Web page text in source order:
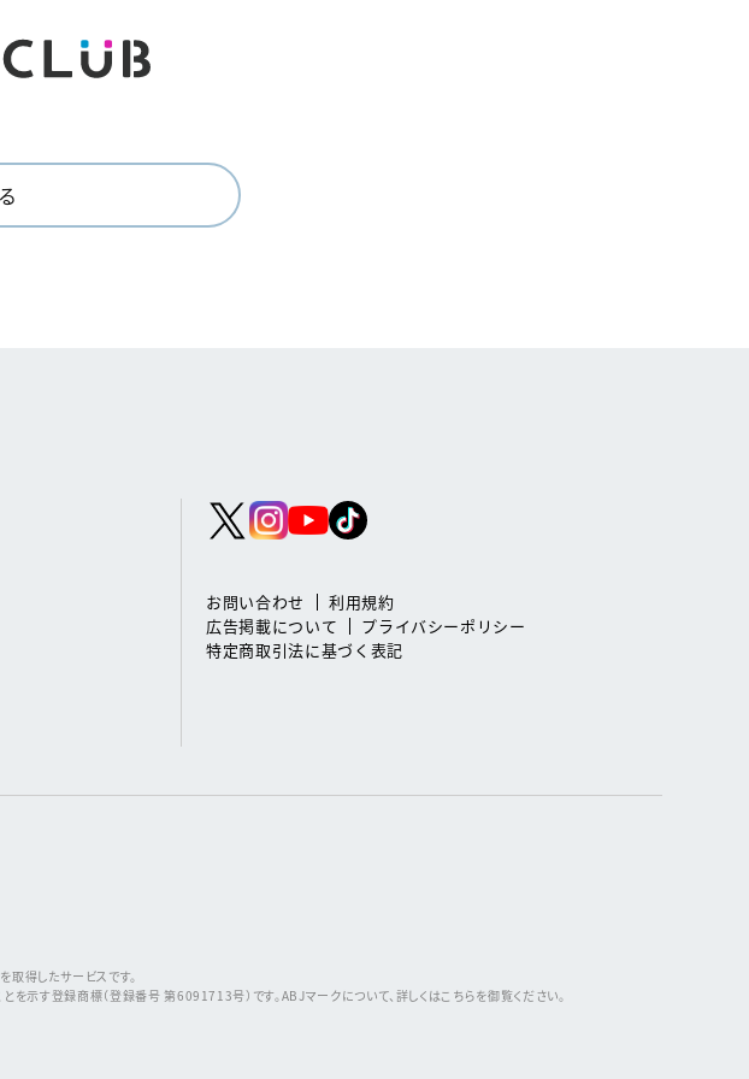
お問い合わせ
利用規約
広告掲載について
プライバシーポリシー
特定商取引法に基づく表記
取得したサービスです。
す登録商標（登録番号 第6091713号）です。ABJマークについて、詳しくはこちらを御覧ください。